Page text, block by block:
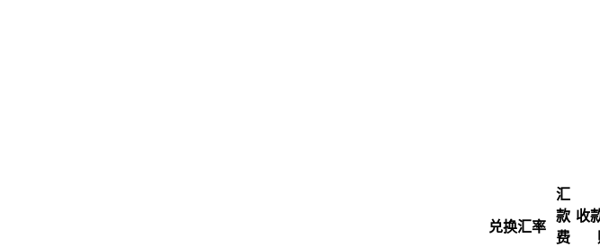
兑换汇率
汇
款
费
收